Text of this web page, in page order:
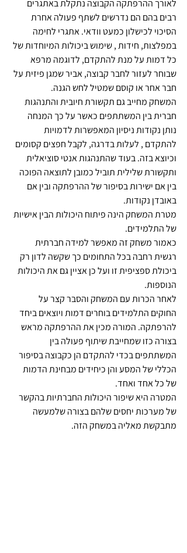
לאורך ההרפתקה הקבוצה נתקלת באתגרים
רבים בהם הם נדרשים לשתף פעולה אחרת
הסיכוי לכישלון כמעט וודאי. אתגרי לחימה
במפלצות, חידות , שימוש ביכולות המיוחדות של
כל דמות על מנת להתקדם, לדוגמה מרפא
שבוחר לעזור לחבר קבוצה, אביר שמגן פיזית על
חבר אחר או קוסם שמטיל לחש הגנה.
המשחק מחייב גם תקשורת חיובית והתנהגות
חברית בין המשתתפים כאשר על כך המנחה
נותן נקודות ניסיון המאפשרות לדמויות
להתקדם , לעלות בדרגה, לקבל חפצים קסומים
וכיוצא בזה. בעוד שהתנהגות אנטי סוציאלית
ותקשורת שלילית תוביל כמובן לתוצאה הפוכה
בין אם ישירות בסיפור של ההרפתקה ובין אם
באובדן נקודות.
מטרת המשחק הינה פיתוח היכולות הבין אישיות
של התלמידים.
כאמור משחק זה מאפשר למידה חברתית
רגשית רחבה בכל התחומים כך שקשה לדון רק
ביכולת ספציפית זו ועל כן אציין גם את היכולות
הנוספות.
לאחר הכרות עם המשחק והסבר קצר על
החוקים התלמידים בוחרים דמות ויוצאים ביחד
להרפתקה. המורה מכין את ההרפתקה מראש
בצורה כזו שמחייבת שיתוף פעולה בין
המשתתפים בכדי להתקדם הן כקבוצה בסיפור
הכללי של המסע והן כיחידים מבחינת הדמות
של כל אחד ואחד.
המטרה היא שיפור היכולות החברתיות בהקשר
של מערכות יחסים שלהם בצורה שלמעשה
מתבקשת מאליה במשחק הזה.